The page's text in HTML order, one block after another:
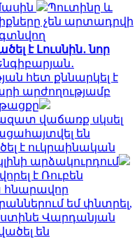
Պուտինը և
չեն արտադրվի
է Լուսնին․ նոր
հետ քննարկել է
արժողությամբ
վաճառք սկսել
են
է ուկրաինական
արձակուրդում
է Ռուբեն
հնարավոր
եմ փնտրել,
Վարդանյան
են